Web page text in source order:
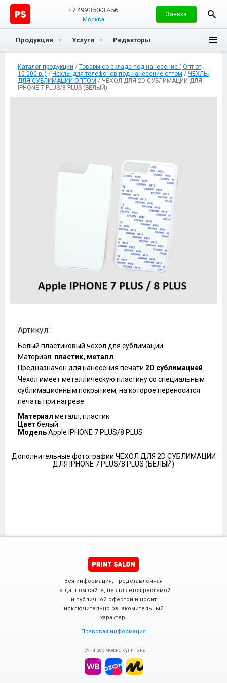
+7 499 350-37-56
Москва
Заявка
Продукция Услуги Редакторы
Каталог продукции / Товары со склада под нанесение ( Опт от
10 000 р. ) / Чехлы для телефонов под нанесение оптом / ЧЕХЛЫ
ДЛЯ СУБЛИМАЦИИ ОПТОМ / ЧЕХОЛ ДЛЯ 2D СУБЛИМАЦИИ ДЛЯ
IPHONE 7 PLUS/8 PLUS (БЕЛЫЙ)
Артикул:
Белый пластиковый чехол для сублимации.
Материал: пластик, металл
Предназначен для нанесения печати 2D сублимацией
Чехол имеет металлическую пластину со специальным
сублимационным покрытием, на которое переносится
печать при нагреве.
Материал металл, пластик
Цветбелый
МодельApple IPHONE 7 PLUS/8 PLUS
Дополнительные фотографии ЧЕХОЛ ДЛЯ 2D СУБЛИМАЦИИ
ДЛЯ IPHONE 7 PLUS/8 PLUS (БЕЛЫЙ)
Вся информация, представленная
на данном сайте, не является рекламой
и публичной офертой и носит
исключительно ознакомительный
характер.
Правовая информация
Почти все можно купить на